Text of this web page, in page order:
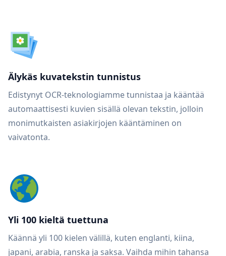
Älykäs kuvatekstin tunnistus
Edistynyt OCR-teknologiamme tunnistaa ja kääntää
automaattisesti kuvien sisällä olevan tekstin, jolloin
monimutkaisten asiakirjojen kääntäminen on
vaivatonta.
Yli 100 kieltä tuettuna
Käännä yli 100 kielen välillä, kuten englanti, kiina,
japani, arabia, ranska ja saksa. Vaihda mihin tahansa